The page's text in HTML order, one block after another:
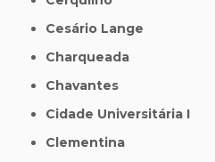
Cesário Lange
Charqueada
Chavantes
Cidade Universitária I
Clementina